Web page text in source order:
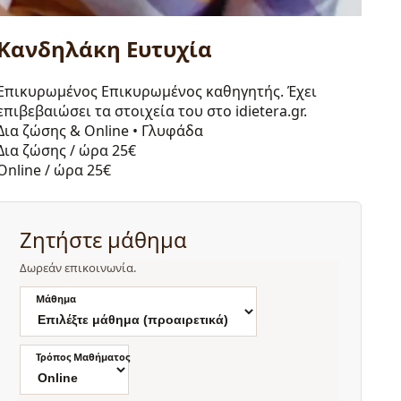
Ευτυχία
Επικυρωμένος καθηγητής. Έχει
τα στοιχεία του στο idietera.gr.
ζώσης & Online • Γλυφάδα
ζώσης / ώρα25€
/ ώρα25€
Ζητήστε μάθημα
Δωρεάν επικοινωνία.
Μάθημα
Τρόπος Μαθήματος